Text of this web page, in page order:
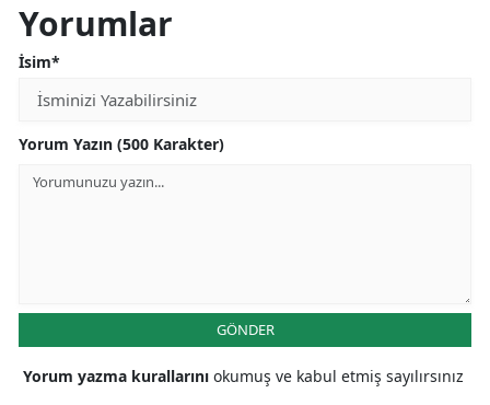
Yorumlar
İsim*
Yorum Yazın (500 Karakter)
GÖNDER
Yorum yazma kurallarını okumuş ve kabul etmiş sayılırsınız